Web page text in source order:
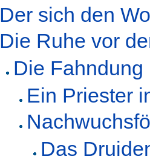
Der sich den
Die Ruhe vor
Die Fahndung
Ein Priester
Das